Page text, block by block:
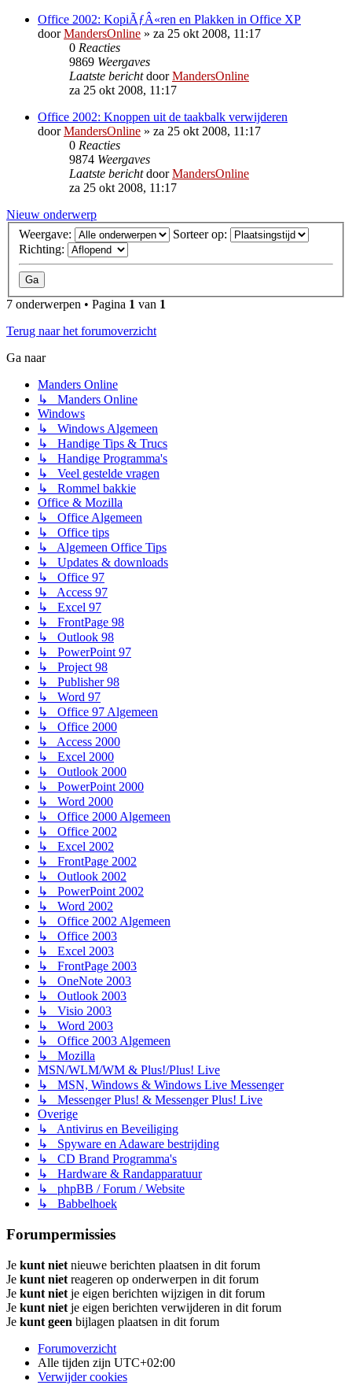
Office 2002: KopiÃƒÂ«ren en Plakken in Office XP
doorMandersOnline » za 25 okt 2008, 11:17
0 Reacties
9869 Weergaves
Laatste berichtdoorMandersOnline
za 25 okt 2008, 11:17
Office 2002: Knoppen uit de taakbalk verwijderen
doorMandersOnline » za 25 okt 2008, 11:17
0 Reacties
9874 Weergaves
Laatste berichtdoorMandersOnline
za 25 okt 2008, 11:17
Nieuw onderwerp
Weergave:
Sorteer op:
Richting:
7 onderwerpen • Pagina 1 van 1
Terug naar het forumoverzicht
Ga naar
Manders Online
↳ Manders Online
Windows
↳ Windows Algemeen
↳ Handige Tips & Trucs
↳ Handige Programma's
↳ Veel gestelde vragen
↳ Rommel bakkie
Office & Mozilla
↳ Office Algemeen
↳ Office tips
↳ Algemeen Office Tips
↳ Updates & downloads
↳ Office 97
↳ Access 97
↳ Excel 97
↳ FrontPage 98
↳ Outlook 98
↳ PowerPoint 97
↳ Project 98
↳ Publisher 98
↳ Word 97
↳ Office 97 Algemeen
↳ Office 2000
↳ Access 2000
↳ Excel 2000
↳ Outlook 2000
↳ PowerPoint 2000
↳ Word 2000
↳ Office 2000 Algemeen
↳ Office 2002
↳ Excel 2002
↳ FrontPage 2002
↳ Outlook 2002
↳ PowerPoint 2002
↳ Word 2002
↳ Office 2002 Algemeen
↳ Office 2003
↳ Excel 2003
↳ FrontPage 2003
↳ OneNote 2003
↳ Outlook 2003
↳ Visio 2003
↳ Word 2003
↳ Office 2003 Algemeen
↳ Mozilla
MSN/WLM/WM & Plus!/Plus! Live
↳ MSN, Windows & Windows Live Messenger
↳ Messenger Plus! & Messenger Plus! Live
Overige
↳ Antivirus en Beveiliging
↳ Spyware en Adaware bestrijding
↳ CD Brand Programma's
↳ Hardware & Randapparatuur
↳ phpBB / Forum / Website
↳ Babbelhoek
Forumpermissies
Je kunt niet nieuwe berichten plaatsen in dit forum
Je kunt niet reageren op onderwerpen in dit forum
Je kunt niet je eigen berichten wijzigen in dit forum
Je kunt niet je eigen berichten verwijderen in dit forum
Je kunt geen bijlagen plaatsen in dit forum
Forumoverzicht
Alle tijden zijn UTC+02:00
Verwijder cookies